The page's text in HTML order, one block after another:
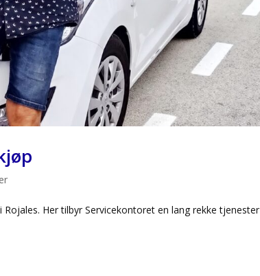
Her tilbyr Servicekontoret en lang rekke tjenester